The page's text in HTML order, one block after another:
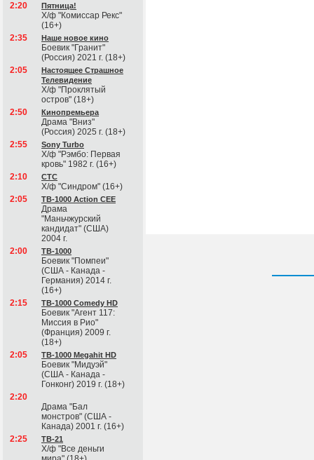
2:20
Пятница!
Х/ф "Комиссар Рекс"
(16+)
2:35
Наше новое кино
Боевик "Гранит"
(Россия) 2021 г. (18+)
2:05
Настоящее Страшное
Телевидение
Х/ф "Проклятый
остров" (18+)
2:50
Кинопремьера
Драма "Вниз"
(Россия) 2025 г. (18+)
2:55
Sony Turbo
Х/ф "Рэмбо: Первая
кровь" 1982 г. (16+)
2:10
СТС
Х/ф "Синдром" (16+)
2:05
ТВ-1000 Action CEE
Драма
"Маньчжурский
кандидат" (США)
2004 г.
2:00
ТВ-1000
Боевик "Помпеи"
(США - Канада -
Германия) 2014 г.
(16+)
2:15
ТВ-1000 Comedy HD
Боевик "Агент 117:
Миссия в Рио"
(Франция) 2009 г.
(18+)
2:05
ТВ-1000 Megahit HD
Боевик "Мидуэй"
(США - Канада -
Гонконг) 2019 г. (18+)
2:20
Драма "Бал
монстров" (США -
Канада) 2001 г. (16+)
2:25
ТВ-21
Х/ф "Все деньги